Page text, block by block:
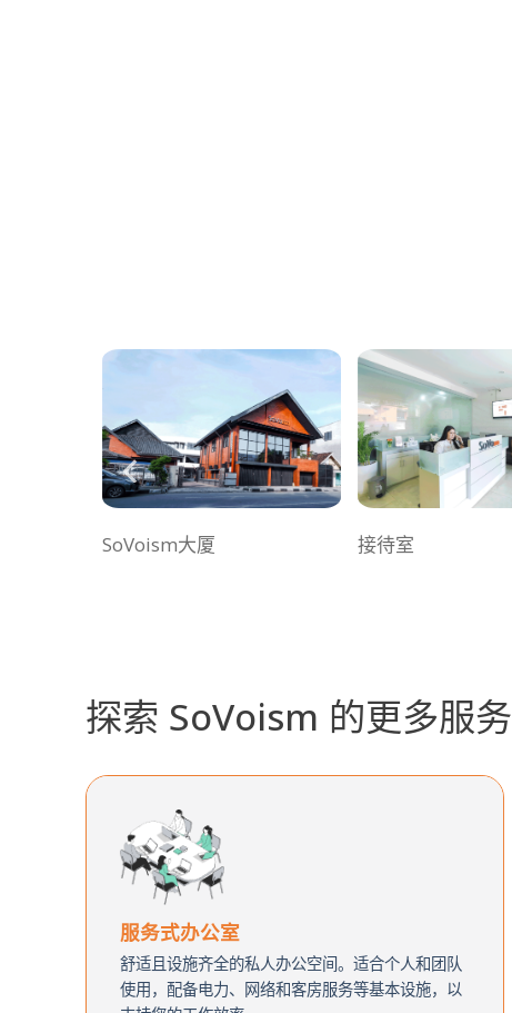
SoVoism大厦 接待室
探索 SoVoism 的更多服务
服务式办公室
舒适且设施齐全的私人办公空间。适合个人和团队
使用，配备电力、网络和客房服务等基本设施，以